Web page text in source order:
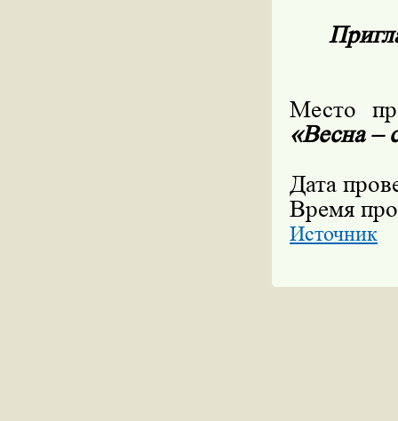
Место
«Весна –
Дата
Время
Источник